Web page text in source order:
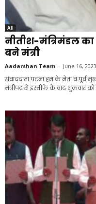
All
नीतीश-मंत्रिमंडल
बने मंत्री
Aadarshan Team - June 16, 2023
संवाददाता.पटना.हम के नेता व पूर्व
मंत्रीपद से इस्तीफे के बाद शुक्रवार